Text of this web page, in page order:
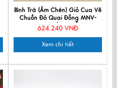
Bình Trà (Ấm Chén) Giỏ Cua Vẽ
Chuồn Đỏ Quai Đồng MNV-
TS569 (HÀNG ĐẶT)
624.240 VNĐ
Xem chi tiết